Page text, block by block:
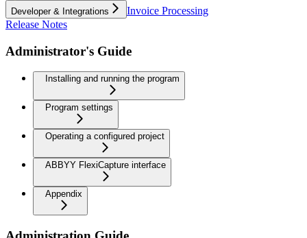
Developer & Integrations
Invoice Processing
Release Notes
Administrator's Guide
Installing and running the program
Program settings
Operating a configured project
ABBYY FlexiCapture interface
Appendix